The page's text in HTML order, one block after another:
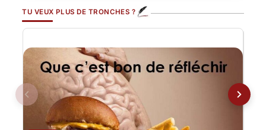
TU VEUX PLUS DE TRONCHES ?